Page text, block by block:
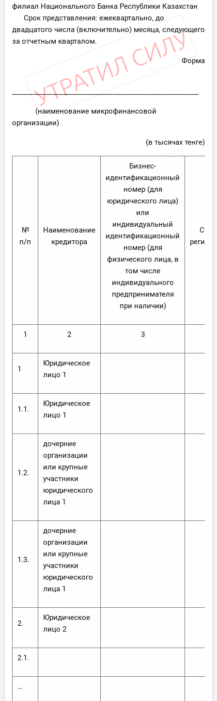
филиал Национального Банка Республики Казахстан
Срок представления: ежеквартально, до
двадцатого числа (включительно) месяца, следующего
за отчетным кварталом.
Форма
_______________________________________________________
(наименование микрофинансовой
организации)
(в тысячах тенге)
№
п/п
Наименование
кредитора
Бизнес-
идентификационный
номер (для
юридического лица)
или
индивидуальный
идентификационный
номер (для
физического лица, в
том числе
индивидуального
предпринимателя
при наличии)
1 2 3
1
Юридическое
лицо 1
1.1.
Юридическое
лицо 1
1.2.
дочерние
организации
или крупные
участники
юридического
лица 1
1.3.
дочерние
организации
или крупные
участники
юридического
лица 1
2.
Юридическое
лицо 2
2.1.
…